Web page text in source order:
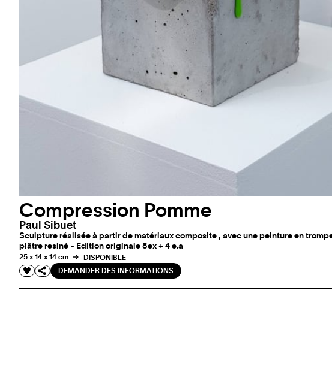
Compression Pomme
Paul Sibuet
Sculpture réalisée à partir de matériaux composite , avec une peinture en
plâtre resiné - Edition originale 8ex + 4 e.a
25 x 14 x 14 cm
DISPONIBLE
DEMANDER DES INFORMATIONS